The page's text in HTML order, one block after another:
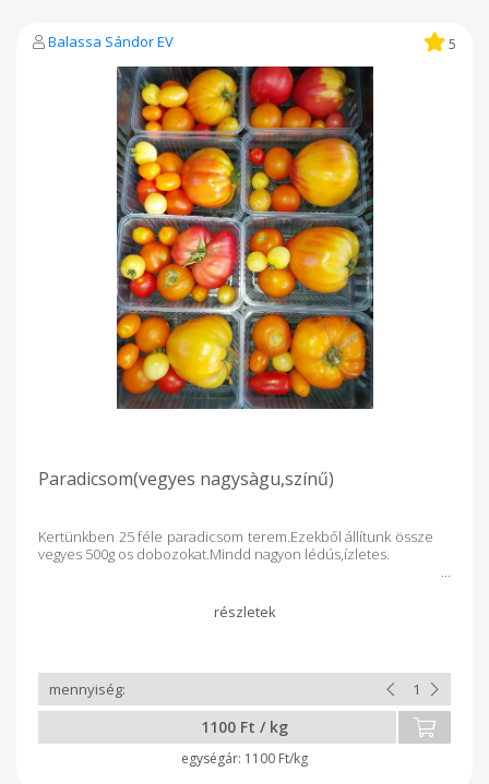
Balassa Sándor EV 5
Paradicsom(vegyes nagysàgu,színű)
Kertünkben 25 féle paradicsom terem.Ezekből állítunk össze
vegyes 500g os dobozokat.Mindd nagyon lédús,ízletes.
1100 Ft / kg
1100 Ft/kg